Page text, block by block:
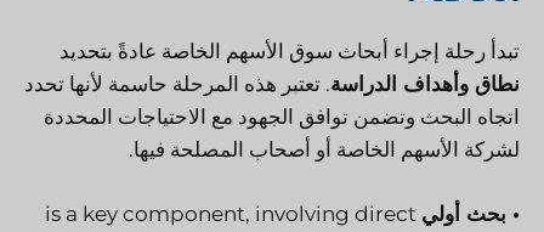
تبدأ رحلة إجراء أبحاث سوق الأسهم الخاصة عادةً بتحديد
نطاق وأهداف الدراسة. تعتبر هذه المرحلة حاسمة لأنها تحدد
اتجاه البحث وتضمن توافق الجهود مع الاحتياجات المحددة
لشركة الأسهم الخاصة أو أصحاب المصلحة فيها.
• بحث أولي is a key component, involving direct